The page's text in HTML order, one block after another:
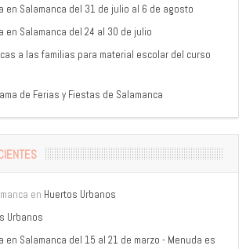
en Salamanca del 31 de julio al 6 de agosto
en Salamanca del 24 al 30 de julio
a las familias para material escolar del curso
de Ferias y Fiestas de Salamanca
en Huertos Urbanos
Urbanos
en Salamanca del 15 al 21 de marzo - Menuda es